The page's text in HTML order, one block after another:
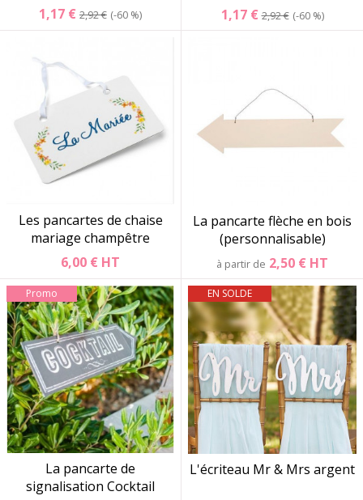
1,17 € 2,92 € -60 %
1,17 €2,92 € -60 %
Les pancartes de chaise
mariage champêtre
6,00 € HT
La pancarte flèche en bois
(personnalisable)
à partir de 2,50 € HT
Promo
La pancarte de
signalisation Cocktail
EN SOLDE
L'écriteau Mr & Mrs argent